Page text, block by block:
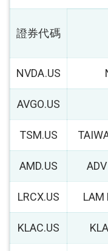
證券代碼
NVDA.US
AVGO.US
TSM.US
AMD.US
LRCX.US LAM
KLAC.US